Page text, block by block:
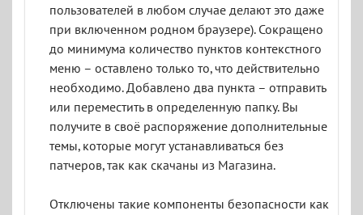
пользователей в любом случае делают это даже
при включенном родном браузере). Сокращено
до минимума количество пунктов контекстного
меню – оставлено только то, что действительно
необходимо. Добавлено два пункта – отправить
или переместить в определенную папку. Вы
получите в своё распоряжение дополнительные
темы, которые могут устанавливаться без
патчеров, так как скачаны из Магазина.
Отключены такие компоненты безопасности как